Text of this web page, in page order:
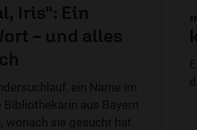
Iris": Ein
– und alles
ein Name im
Bibliothekarin aus Bayern
wonach sie gesucht hat.